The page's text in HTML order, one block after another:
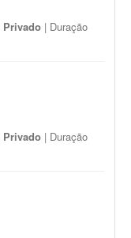
Privado | Duração
Privado | Duração